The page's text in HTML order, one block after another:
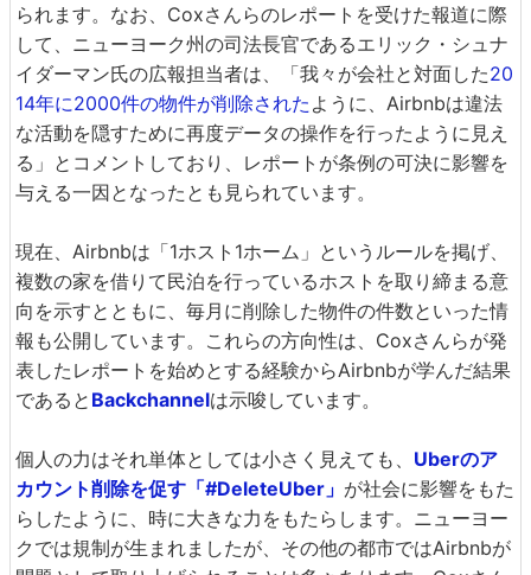
られます。なお、Coxさんらのレポートを受けた報道に際
して、ニューヨーク州の司法長官であるエリック・シュナ
イダーマン氏の広報担当者は、「我々が会社と対面した20
14年に2000件の物件が削除された ように、Airbnbは違法
な活動を隠すために再度データの操作を行ったように見え
る」とコメントしており、レポートが条例の可決に影響を
与える一因となったとも見られています。
現在、Airbnbは「1ホスト1ホーム」というルールを掲げ、
複数の家を借りて民泊を行っているホストを取り締まる意
向を示すとともに、毎月に削除した物件の件数といった情
報も公開しています。これらの方向性は、Coxさんらが発
表したレポートを始めとする経験からAirbnbが学んだ結果
であると Backchannelは示唆しています。
個人の力はそれ単体としては小さく見えても、 Uberのア
カウント削除を促す「#DeleteUber」 が社会に影響をもた
らしたように、時に大きな力をもたらします。ニューヨー
クでは規制が生まれましたが、その他の都市ではAirbnbが